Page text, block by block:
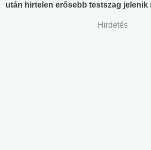
után hirtelen erősebb testszag jelenik
Hirdetés